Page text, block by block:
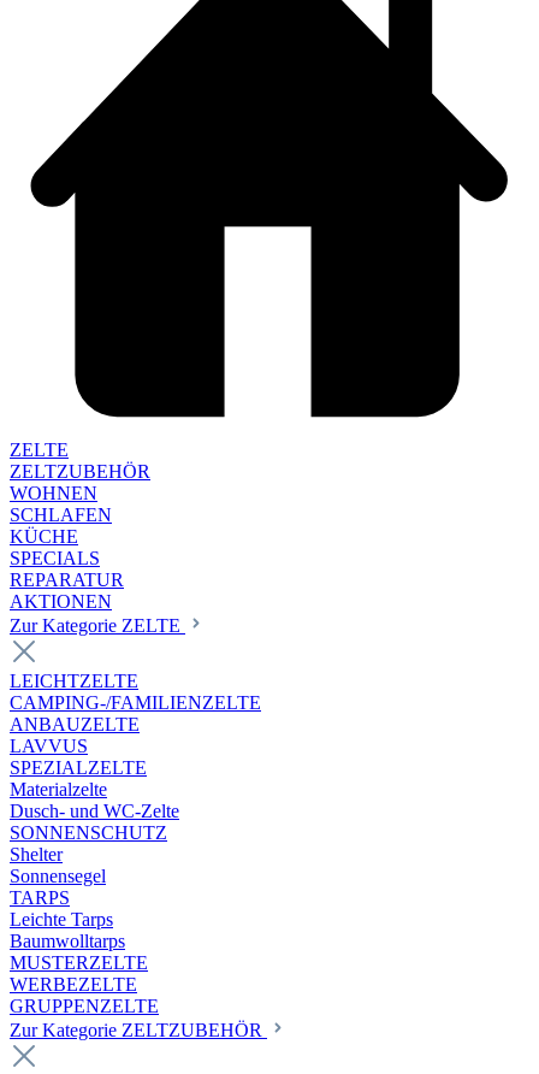
ZELTE
ZELTZUBEHÖR
WOHNEN
SCHLAFEN
KÜCHE
SPECIALS
REPARATUR
AKTIONEN
Zur Kategorie ZELTE
LEICHTZELTE
CAMPING-/FAMILIENZELTE
ANBAUZELTE
LAVVUS
SPEZIALZELTE
Materialzelte
Dusch- und WC-Zelte
SONNENSCHUTZ
Shelter
Sonnensegel
TARPS
Leichte Tarps
Baumwolltarps
MUSTERZELTE
WERBEZELTE
GRUPPENZELTE
Zur Kategorie ZELTZUBEHÖR